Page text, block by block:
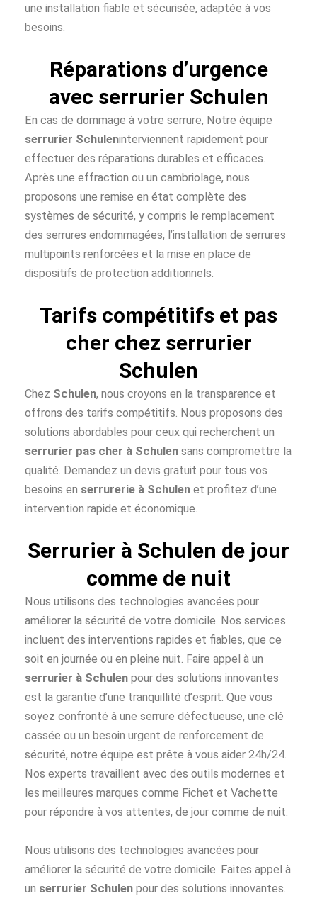
une installation fiable et sécurisée, adaptée à vos
besoins.
Réparations d’urgence
avec serrurier Schulen
En cas de dommage à votre serrure, Notre équipe
serrurier Schuleninterviennent rapidement pour
effectuer des réparations durables et efficaces.
Après une effraction ou un cambriolage, nous
proposons une remise en état complète des
systèmes de sécurité, y compris le remplacement
des serrures endommagées, l’installation de serrures
multipoints renforcées et la mise en place de
dispositifs de protection additionnels.
Tarifs compétitifs et pas
cher chez serrurier
Schulen
Chez Schulen, nous croyons en la transparence et
offrons des tarifs compétitifs. Nous proposons des
solutions abordables pour ceux qui recherchent un
serrurier pas cher à Schulen sans compromettre la
qualité. Demandez un devis gratuit pour tous vos
besoins en serrurerie à Schulen et profitez d’une
intervention rapide et économique.
Serrurier à Schulen de jour
comme de nuit
Nous utilisons des technologies avancées pour
améliorer la sécurité de votre domicile. Nos services
incluent des interventions rapides et fiables, que ce
soit en journée ou en pleine nuit. Faire appel à un
serrurier à Schulen pour des solutions innovantes
est la garantie d’une tranquillité d’esprit. Que vous
soyez confronté à une serrure défectueuse, une clé
cassée ou un besoin urgent de renforcement de
sécurité, notre équipe est prête à vous aider 24h/24.
Nos experts travaillent avec des outils modernes et
les meilleures marques comme Fichet et Vachette
pour répondre à vos attentes, de jour comme de nuit.
Nous utilisons des technologies avancées pour
améliorer la sécurité de votre domicile. Faites appel à
un serrurier Schulen pour des solutions innovantes.